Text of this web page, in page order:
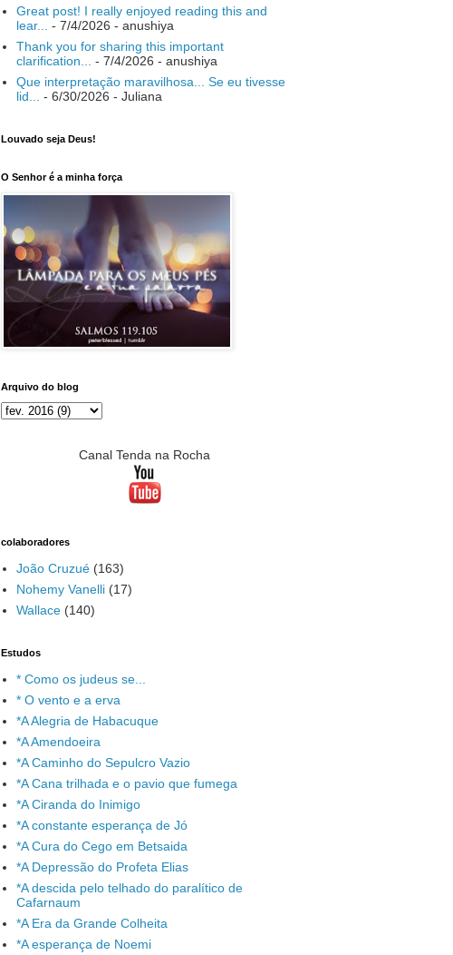
Great post! I really enjoyed reading this and
lear...
- 7/4/2026 - anushiya
Thank you for sharing this important
clarification...
- 7/4/2026 - anushiya
Que interpretação maravilhosa... Se eu tivesse
lid...
- 6/30/2026 - Juliana
Louvado seja Deus!
O Senhor é a minha força
Arquivo do blog
Canal Tenda na Rocha
colaboradores
João Cruzué (163)
Nohemy Vanelli (17)
Wallace (140)
Estudos
* Como os judeus se...
* O vento e a erva
*A Alegria de Habacuque
*A Amendoeira
*A Caminho do Sepulcro Vazio
*A Cana trilhada e o pavio que fumega
*A Ciranda do Inimigo
*A constante esperança de Jó
*A Cura do Cego em Betsaida
*A Depressão do Profeta Elias
*A descida pelo telhado do paralítico de
Cafarnaum
*A Era da Grande Colheita
*A esperança de Noemi